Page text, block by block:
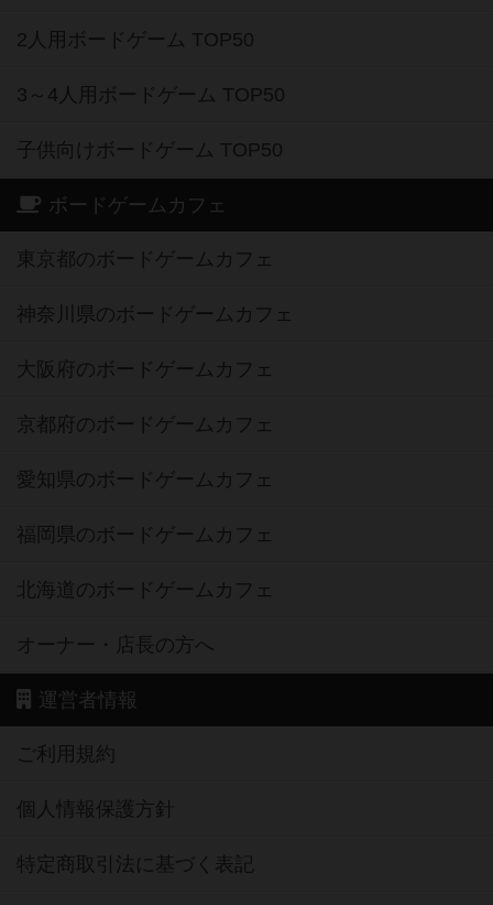
2人用ボードゲーム TOP50
3～4人用ボードゲーム TOP50
子供向けボードゲーム TOP50
ボードゲームカフェ
東京都のボードゲームカフェ
神奈川県のボードゲームカフェ
大阪府のボードゲームカフェ
京都府のボードゲームカフェ
愛知県のボードゲームカフェ
福岡県のボードゲームカフェ
北海道のボードゲームカフェ
オーナー・店長の方へ
運営者情報
ご利用規約
個人情報保護方針
特定商取引法に基づく表記